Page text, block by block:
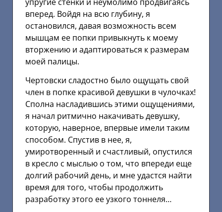
вперед. Войдя на всю глубину, я
остановился, давая возможность всем
мышцам ее попки привыкнуть к моему
вторжению и адаптироваться к размерам
моей палицы.
Чертовски сладостно было ощущать свой
член в попке красивой девушки в чулочках!
Сполна насладившись этими ощущениями,
я начал ритмично накачивать девушку,
которую, наверное, впервые имели таким
способом. Спустив в нее, я,
умиротворенный и счастливый, опустился
в кресло с мыслью о том, что впереди еще
долгий рабочий день, и мне удастся найти
время для того, чтобы продолжить
разработку этого ее узкого тоннеля…